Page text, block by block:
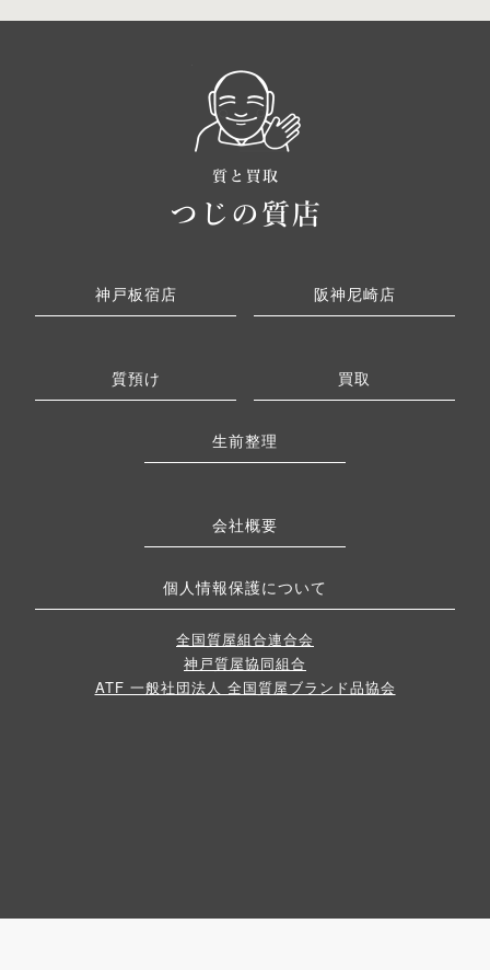
神戸板宿店 阪神尼崎店
質預け 買取
生前整理
会社概要
個人情報保護について
全国質屋組合連合会
神戸質屋協同組合
ATF 一般社団法人 全国質屋ブランド品協会